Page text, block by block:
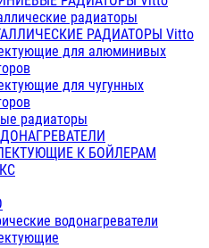
радиаторы
РАДИАТОРЫ Vitto
для алюминивых
для чугунных
радиаторы
К БОЙЛЕРАМ
водонагреватели